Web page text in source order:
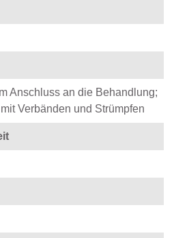
Anschluss an die Behandlung;
Verbänden und Strümpfen